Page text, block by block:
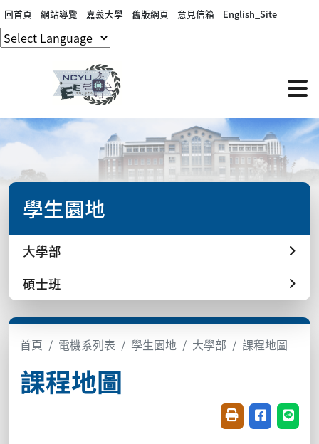
回首頁 網站導覽 嘉義大學 舊版網頁 意見信箱 English_Site
學生園地
大學部
碩士班
首頁 電機系列表 學生園地 大學部 課程地圖
課程地圖
友善列印(開新視
分享至臉書
分享